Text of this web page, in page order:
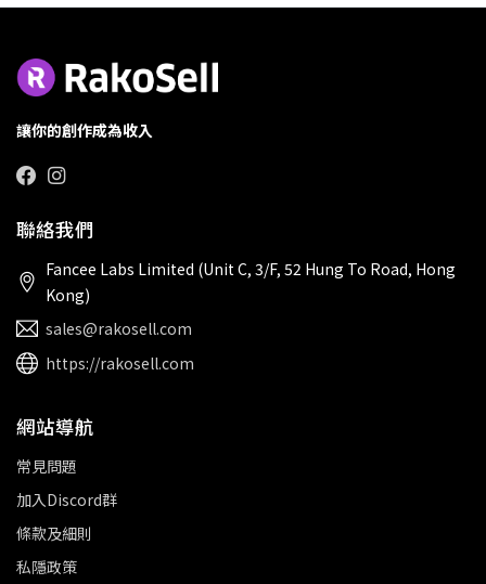
讓你的創作成為收入
聯絡我們
Fancee Labs Limited (Unit C, 3/F, 52 Hung To Road, Hong
Kong)
sales@rakosell.com
https://rakosell.com
網站導航
常見問題
加入Discord群
條款及細則
私隱政策